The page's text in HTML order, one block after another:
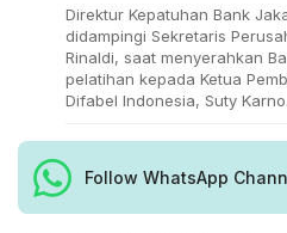
Direktur Kepatuhan Bank
didampingi Sekretaris
Rinaldi, saat menyerahkan
pelatihan kepada Ketua
Difabel Indonesia, Suty Karno.
Follow WhatsApp